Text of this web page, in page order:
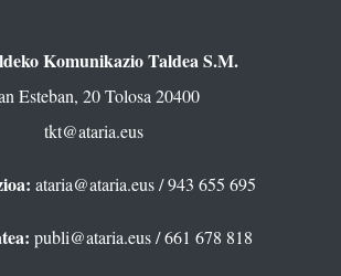
Komunikazio Taldea S.M.
Esteban, 20 Tolosa 20400
tkt@ataria.eus
ataria@ataria.eus/ 943 655 695
publi@ataria.eus/ 661 678 818